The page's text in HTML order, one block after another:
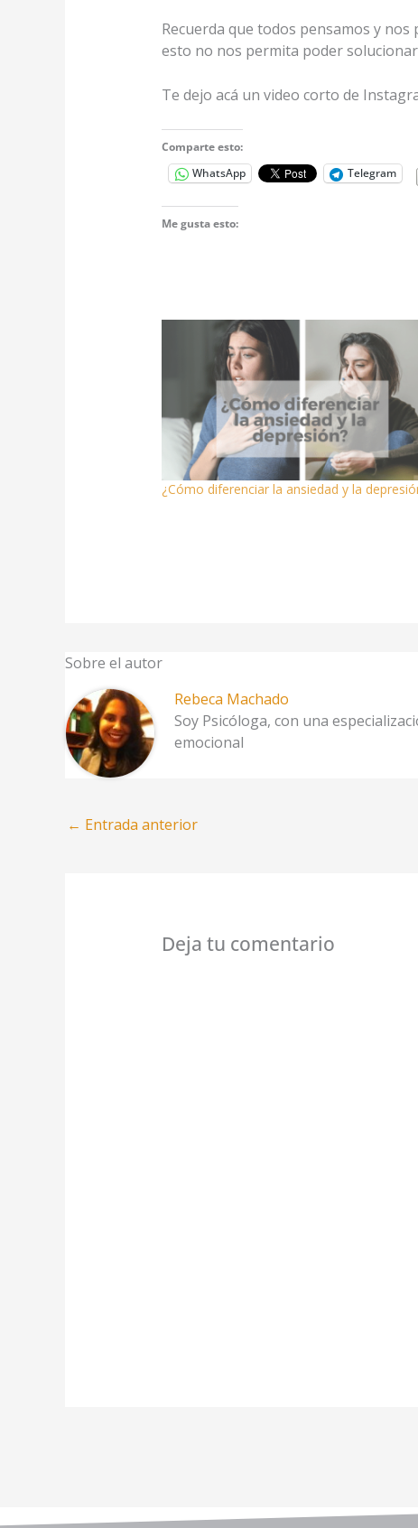
Recuerda que todos pensamos y
esto no nos permita poder
Te dejo acá un video corto de
Comparte esto:
WhatsApp
Telegram
Me gusta esto:
¿Cómo diferenciar la ansiedad y la
Sobre el autor
Rebeca Machado
Soy Psicóloga, con una
emocional
← Entrada anterior
Deja tu comentario